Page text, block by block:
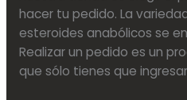
hacer tu pedido. La
esteroides anabólicos se
Realizar un pedido es un
que sólo tienes que